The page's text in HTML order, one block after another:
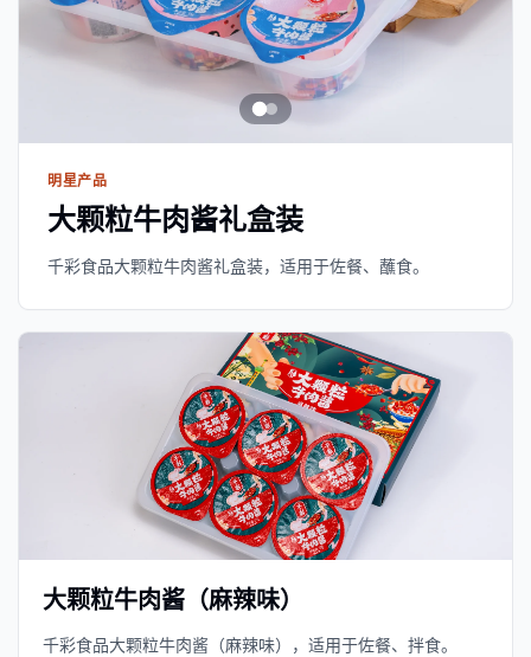
明星产品
大颗粒牛肉酱礼盒装
千彩食品大颗粒牛肉酱礼盒装，适用于佐餐、蘸食。
大颗粒牛肉酱（麻辣味）
千彩食品大颗粒牛肉酱（麻辣味），适用于佐餐、拌食。